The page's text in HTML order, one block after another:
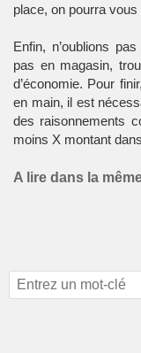
place, on pourra
Enfin, n’oublions
pas en magasin,
d’économie. Pour
en main, il est
des raisonnements
moins X montant
A lire dans la